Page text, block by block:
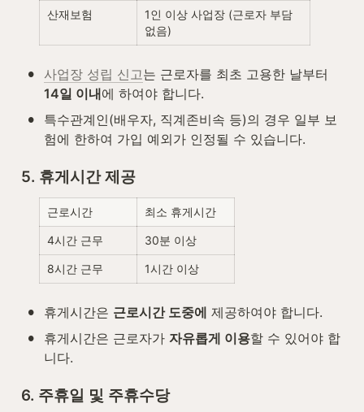
산재보험
1인 이상 사업장 (근로자 부담
없음)
• 사업장 성립 신고
14일 이내에 하여야 합니다.
•
특수관계인(배우자, 직계존비속 등)의 경우 일부 보
험에 한하여 가입 예외가 인정될 수 있습니다.
5. 휴게시간 제공
근로시간 최소 휴게시간
4시간 근무 30분 이상
8시간 근무 1시간 이상
• 휴게시간은 근로시간 도중에 제공하여야 합니다.
• 휴게시간은 근로자가 자유롭게 이용할 수 있어야 합
니다.
6. 주휴일 및 주휴수당